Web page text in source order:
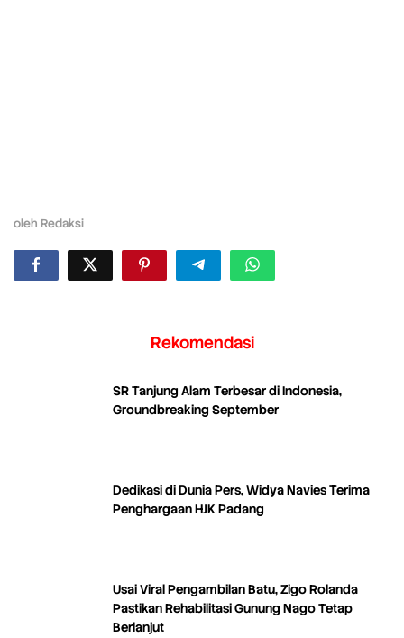
oleh Redaksi
Rekomendasi
SR Tanjung Alam Terbesar di Indonesia,
Groundbreaking September
Dedikasi di Dunia Pers, Widya Navies Terima
Penghargaan HJK Padang
Usai Viral Pengambilan Batu, Zigo Rolanda
Pastikan Rehabilitasi Gunung Nago Tetap
Berlanjut